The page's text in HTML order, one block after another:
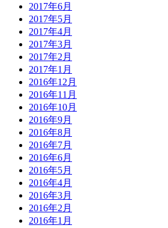
2017年6月
2017年5月
2017年4月
2017年3月
2017年2月
2017年1月
2016年12月
2016年11月
2016年10月
2016年9月
2016年8月
2016年7月
2016年6月
2016年5月
2016年4月
2016年3月
2016年2月
2016年1月